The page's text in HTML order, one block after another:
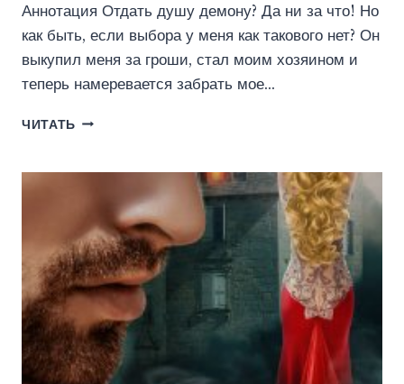
Аннотация Отдать душу демону? Да ни за что! Но
как быть, если выбора у меня как такового нет? Он
выкупил меня за гроши, стал моим хозяином и
теперь намеревается забрать мое…
ЧИТАТЬ ЖЕЛАННАЯ
СЛАДКАЯ)